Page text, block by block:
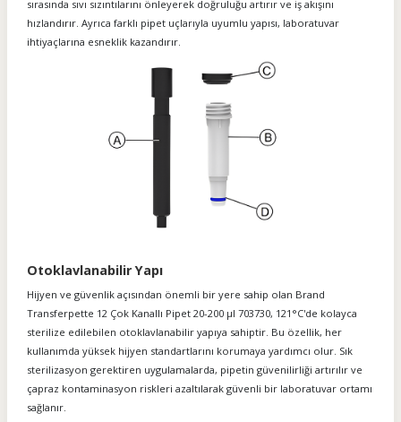
sırasında sıvı sızıntılarını önleyerek doğruluğu artırır ve iş akışını
hızlandırır. Ayrıca farklı pipet uçlarıyla uyumlu yapısı, laboratuvar
ihtiyaçlarına esneklik kazandırır.
Otoklavlanabilir Yapı
Hijyen ve güvenlik açısından önemli bir yere sahip olan Brand
Transferpette 12 Çok Kanallı Pipet 20-200 µl 703730, 121°C'de kolayca
sterilize edilebilen otoklavlanabilir yapıya sahiptir. Bu özellik, her
kullanımda yüksek hijyen standartlarını korumaya yardımcı olur. Sık
sterilizasyon gerektiren uygulamalarda, pipetin güvenilirliği artırılır ve
çapraz kontaminasyon riskleri azaltılarak güvenli bir laboratuvar ortamı
sağlanır.